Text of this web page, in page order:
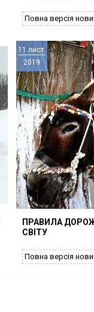
Повна версія
11 лист.
2019
ПРАВИЛА
СВІТУ
Повна версія